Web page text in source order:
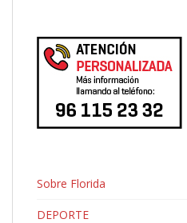
Sobre Florida
DEPORTE